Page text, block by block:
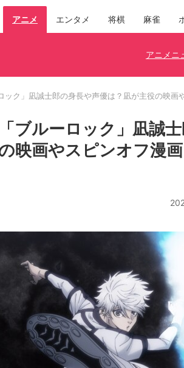
アニメ エンタメ 将棋 麻雀
アニメニ
ック」凪誠士郎の身長や声優は？凪が主役の映画
ブルーロック」凪誠
映画やスピンオフ漫